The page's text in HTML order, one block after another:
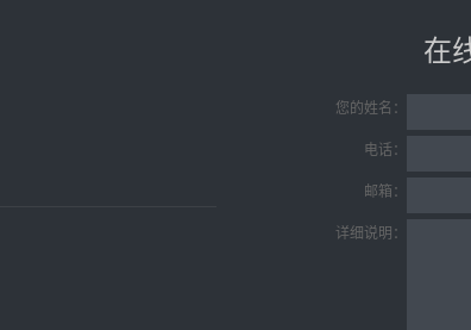
您的姓名：
电话：
邮箱：
详细说明：
在